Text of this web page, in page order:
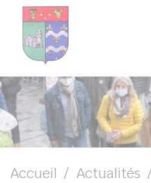
( VOTRE MAIRIE )
( VOTRE
( VIE PRATIQUE )
( VIE LOCALE )
Actualités Chamigny
Suivez-nous sur
Suivez-nous sur
Accueil Actualités
Panneau de gestion